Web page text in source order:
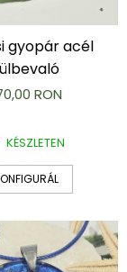
gyopár acél
RON
KÉSZLETEN